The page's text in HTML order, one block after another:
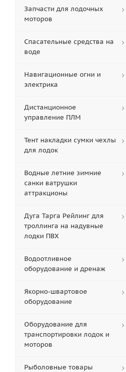
Запчасти для лодочных
моторов
Спасательные средства на
воде
Навигационные огни и
электрика
Дистанционное
управление ПЛМ
Тент накладки сумки чехлы
для лодок
Водные летние зимние
санки ватрушки
аттракционы
Дуга Тарга Рейлинг для
троллинга на надувные
лодки ПВХ
Водоотливное
оборудование и дренаж
Якорно-швартовое
оборудование
Оборудование для
транспортировки лодок и
моторов
Рыболовные товары